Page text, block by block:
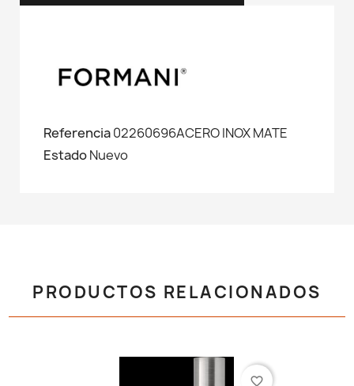
Referencia02260696ACERO INOX MATE
EstadoNuevo
PRODUCTOS RELACIONADOS
favorite_border